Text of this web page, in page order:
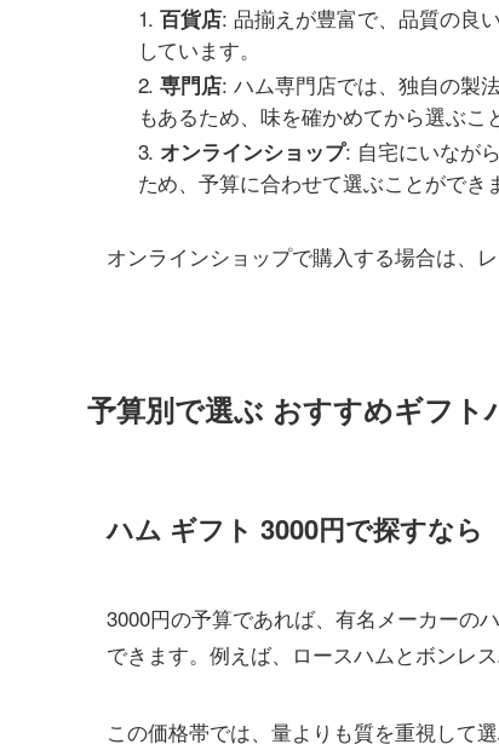
百貨店: 品揃えが豊富で、品質の良
しています。
専門店: ハム専門店では、独自の製
もあるため、味を確かめてから選ぶこ
オンラインショップ: 自宅にいなが
ため、予算に合わせて選ぶことができ
オンラインショップで購入する場合は、
予算別で選ぶ おすすめギフト
ハム ギフト 3000円で探すなら
3000円の予算であれば、有名メーカーの
できます。例えば、ロースハムとボンレ
この価格帯では、量よりも質を重視して